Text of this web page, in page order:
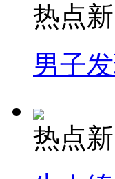
热点
男子
热点